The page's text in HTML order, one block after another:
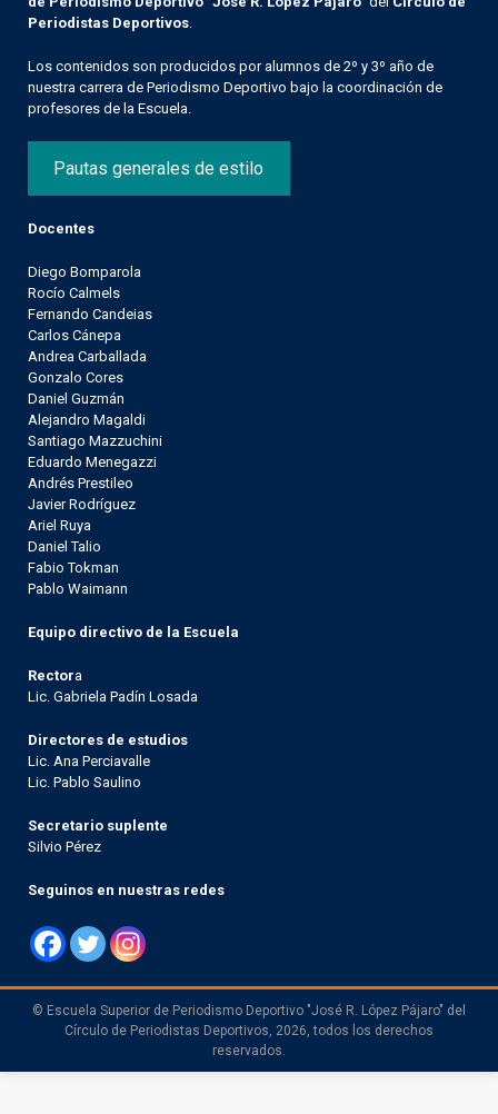
Periodistas Deportivos
Los contenidos son producidos por alumnos de 2º y 3º año de
nuestra carrera de Periodismo Deportivo bajo la coordinación de
profesores de la Escuela.
Pautas generales de estilo
Docentes
Diego Bomparola
Rocío Calmels
Fernando Candeias
Carlos Cánepa
Andrea Carballada
Gonzalo Cores
Daniel Guzmán
Alejandro Magaldi
Santiago Mazzuchini
Eduardo Menegazzi
Andrés Prestileo
Javier Rodríguez
Ariel Ruya
Daniel Talio
Fabio Tokman
Pablo Waimann
Equipo directivo de la Escuela
Rectora
Lic. Gabriela Padín Losada
Directores de estudios
Lic. Ana Perciavalle
Lic. Pablo Saulino
Secretario suplente
Silvio Pérez
Seguinos en nuestras redes
© Escuela Superior de Periodismo Deportivo "José R. López Pájaro" del
Círculo de Periodistas Deportivos, 2026, todos los derechos
reservados.